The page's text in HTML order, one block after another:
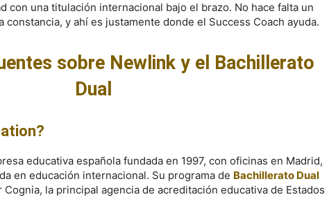
con una titulación internacional bajo el brazo. No hace falta un
y ahí es justamente donde el Success Coach ayuda.
sobre Newlink y el Bachillerato
Dual
educativa española fundada en 1997, con oficinas en Madrid,
en educación internacional. Su programa de Bachillerato Dual
la principal agencia de acreditación educativa de Estados